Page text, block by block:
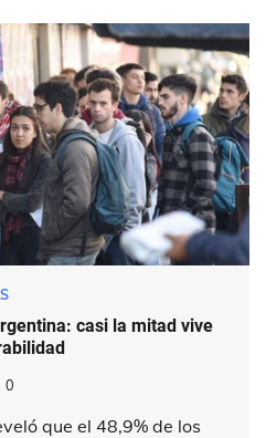
casi la mitad vive
0
que el 48,9% de los